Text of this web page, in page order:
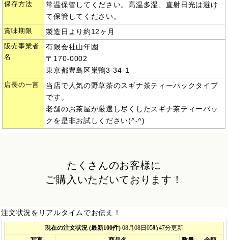
保存方法
常温保管してください。高温多湿、直射日光は避け
て保管してください。
賞味期限 製造日より約12ヶ月
販売事業者
名
有限会社山年園
〒170-0002
東京都豊島区巣鴨3-34-1
店長の一言
当店で人気の野草茶のスギナ茶ティーパックタイプ
です。
老舗のお茶屋が厳選し尽くしたスギナ茶ティーパッ
クを是非お試しください(^-^)
たくさんのお客様に
ご購入いただいております！
注文状況をリアルタイムでお伝え！